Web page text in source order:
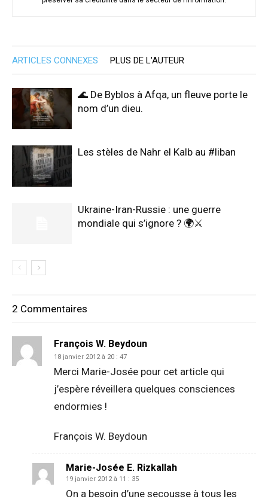
ARTICLES CONNEXES PLUS DE L'AUTEUR
🌊 De Byblos à Afqa, un fleuve porte le
nom d’un dieu.
Les stèles de Nahr el Kalb au #liban
Ukraine-Iran-Russie : une guerre
mondiale qui s’ignore ? 🌍⚔️
2 Commentaires
François W. Beydoun
18 janvier 2012 à 20 : 47
Merci Marie-Josée pour cet article qui
j’espère réveillera quelques consciences
endormies !
François W. Beydoun
Marie-Josée E. Rizkallah
19 janvier 2012 à 11 : 35
On a besoin d’une secousse à tous les